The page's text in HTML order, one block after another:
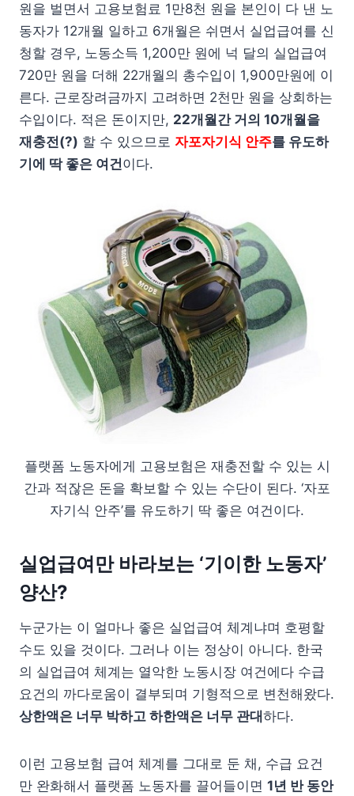
원을 벌면서 고용보험료 1만8천 원을 본인이 다 낸 노
동자가 12개월 일하고 6개월은 쉬면서 실업급여를 신
청할 경우, 노동소득 1,200만 원에 넉 달의 실업급여
720만 원을 더해 22개월의 총수입이 1,900만원에 이
른다. 근로장려금까지 고려하면 2천만 원을 상회하는
수입이다. 적은 돈이지만, 22개월간 거의 10개월을
재충전(?) 할 수 있으므로 자포자기식 안주를 유도하
기에 딱 좋은 여건이다.
플랫폼 노동자에게 고용보험은 재충전할 수 있는 시
간과 적잖은 돈을 확보할 수 있는 수단이 된다. ‘자포
자기식 안주’를 유도하기 딱 좋은 여건이다.
실업급여만 바라보는 ‘기이한 노동자’
양산?
누군가는 이 얼마나 좋은 실업급여 체계냐며 호평할
수도 있을 것이다. 그러나 이는 정상이 아니다. 한국
의 실업급여 체계는 열악한 노동시장 여건에다 수급
요건의 까다로움이 결부되며 기형적으로 변천해왔다.
상한액은 너무 박하고 하한액은 너무 관대하다.
이런 고용보험 급여 체계를 그대로 둔 채, 수급 요건
만 완화해서 플랫폼 노동자를 끌어들이면 1년 반 동안